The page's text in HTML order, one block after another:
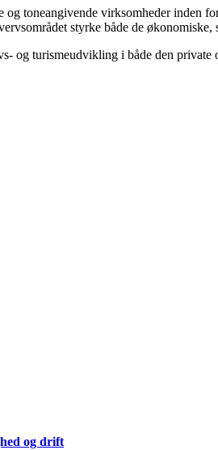
toneangivende virksomheder inden
styrke både de
og turismeudvikling i både den
og drift